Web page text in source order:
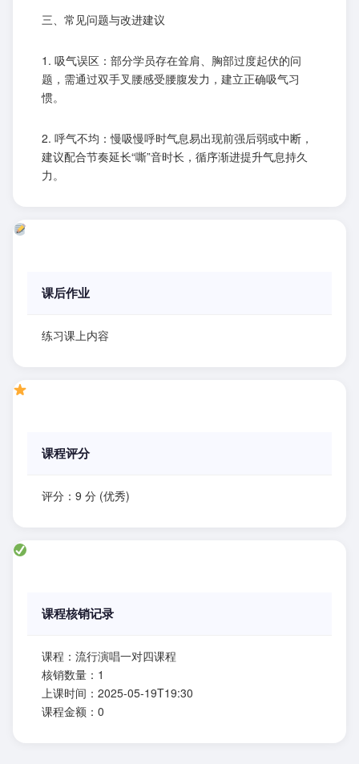
三、常见问题与改进建议
1. 吸气误区：部分学员存在耸肩、胸部过度起伏的问
题，需通过双手叉腰感受腰腹发力，建立正确吸气习
惯。
2. 呼气不均：慢吸慢呼时气息易出现前强后弱或中断，
建议配合节奏延长“嘶”音时长，循序渐进提升气息持久
力。
课后作业
练习课上内容
课程评分
评分：9 分 (优秀)
课程核销记录
课程：流行演唱一对四课程
核销数量：1
上课时间：2025-05-19T19:30
课程金额：0